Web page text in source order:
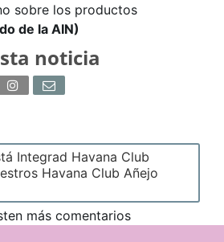
sobre los productos
de la AIN)
noticia
Integrad Havana Club
Havana Club Añejo
más comentarios